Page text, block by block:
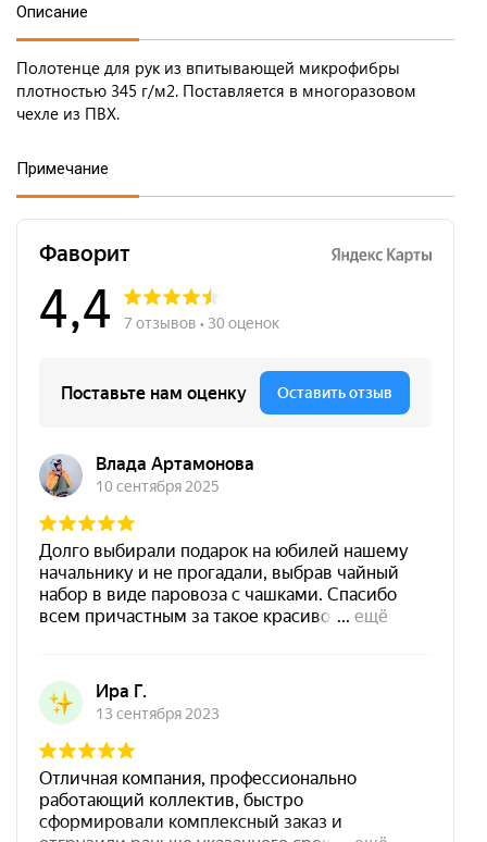
Описание
Полотенце для рук из впитывающей микрофибры
плотностью 345 г/м2. Поставляется в многоразовом
чехле из ПВХ.
Примечание